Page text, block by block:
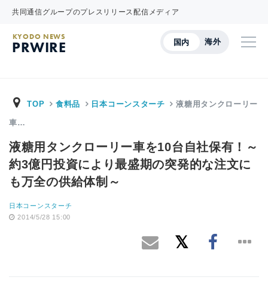
共同通信グループのプレスリリース配信メディア
国内 海外
KYODO NEWS
PRWIRE
TOP 食料品 日本コーンスターチ 液糖用タンクローリー
車…
液糖用タンクローリー車を10台自社保有！～
約3億円投資により最盛期の突発的な注文に
も万全の供給体制～
日本コーンスターチ
2014/5/28 15:00